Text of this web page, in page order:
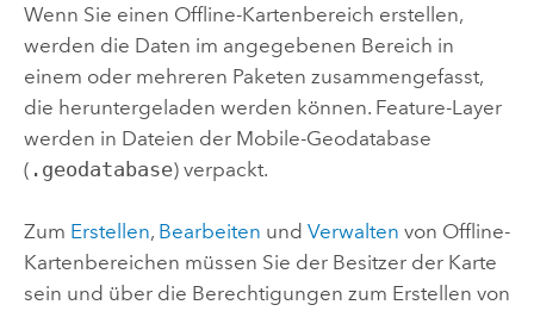
Wenn Sie einen Offline-Kartenbereich erstellen,
werden die Daten im angegebenen Bereich in
einem oder mehreren Paketen zusammengefasst,
die heruntergeladen werden können. Feature-Layer
werden in Dateien der Mobile-Geodatabase
( .geodatabase) verpackt.
Zum Erstellen, Bearbeiten und Verwalten von Offline-
Kartenbereichen müssen Sie der Besitzer der Karte
sein und über die Berechtigungen zum Erstellen von